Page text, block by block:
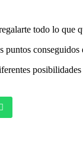
todo lo que
posibilidades